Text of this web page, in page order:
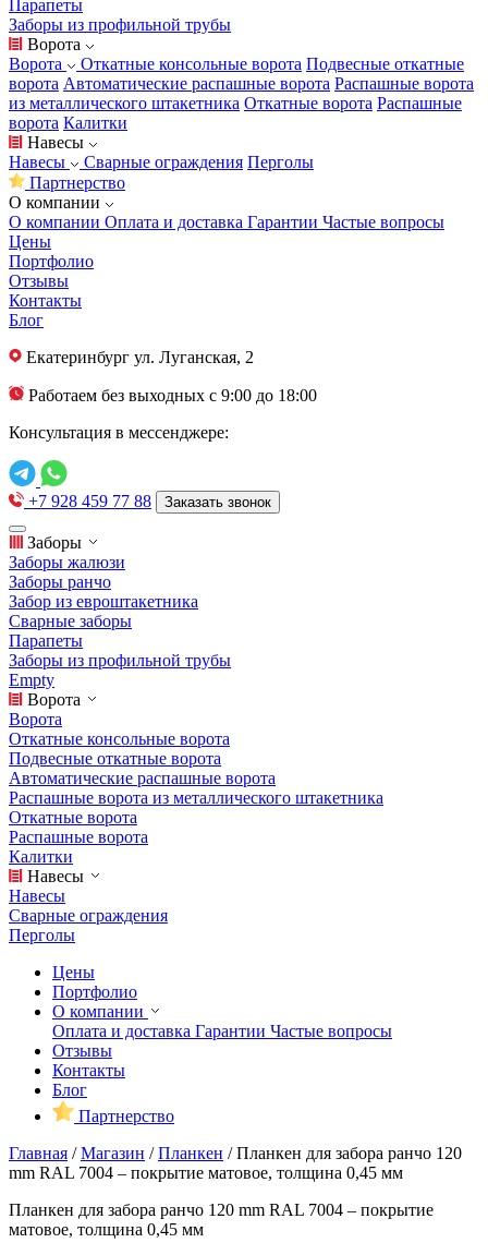
Парапеты
Заборы из профильной трубы
Ворота
Ворота
Откатные консольные ворота Подвесные откатные
ворота Автоматические распашные ворота Распашные ворота
из металлического штакетника Откатные ворота Распашные
ворота Калитки
Навесы
Навесы
Сварные ограждения Перголы
Партнерство
О компании
О компании Оплата и доставка Гарантии Частые вопросы
Цены
Портфолио
Отзывы
Контакты
Блог
Екатеринбург ул. Луганская, 2
Работаем без выходных с 9:00 до 18:00
Консультация в мессенджере:
+7 928 459 77 88 Заказать звонок
Заборы
Заборы жалюзи
Заборы ранчо
Забор из евроштакетника
Сварные заборы
Парапеты
Заборы из профильной трубы
Empty
Ворота
Ворота
Откатные консольные ворота
Подвесные откатные ворота
Автоматические распашные ворота
Распашные ворота из металлического штакетника
Откатные ворота
Распашные ворота
Калитки
Навесы
Навесы
Сварные ограждения
Перголы
Цены
Портфолио
О компании
Оплата и доставка Гарантии Частые вопросы
Отзывы
Контакты
Блог
Партнерство
Главная /Магазин /Планкен /Планкен для забора ранчо 120
mm RAL 7004 – покрытие матовое, толщина 0,45 мм
Планкен для забора ранчо 120 mm RAL 7004 – покрытие
матовое, толщина 0,45 мм